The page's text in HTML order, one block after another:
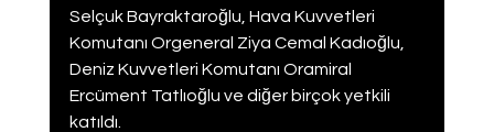
Selçuk Bayraktaroğlu, Hava Kuvvetleri
Komutanı Orgeneral Ziya Cemal Kadıoğlu,
Deniz Kuvvetleri Komutanı Oramiral
Ercüment Tatlıoğlu ve diğer birçok yetkili
katıldı.